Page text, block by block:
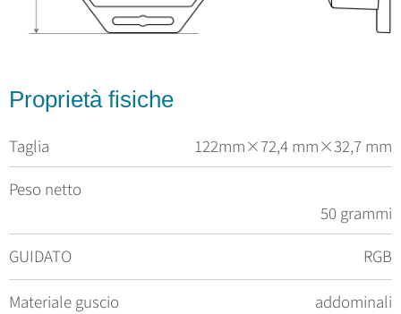
Proprietà fisiche
Taglia
122mm×72,4 mm×32,7 mm
Peso netto
50 grammi
GUIDATO
RGB
Materiale guscio addominali